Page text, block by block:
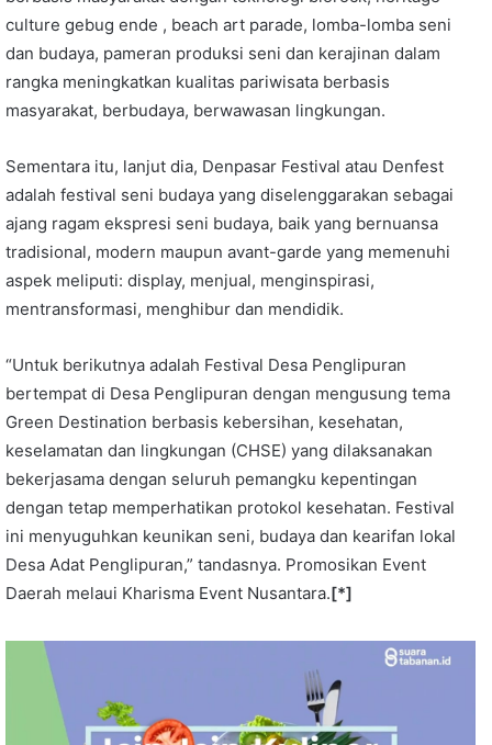
culture gebug ende , beach art parade, lomba-lomba seni
dan budaya, pameran produksi seni dan kerajinan dalam
rangka meningkatkan kualitas pariwisata berbasis
masyarakat, berbudaya, berwawasan lingkungan.
Sementara itu, lanjut dia, Denpasar Festival atau Denfest
adalah festival seni budaya yang diselenggarakan sebagai
ajang ragam ekspresi seni budaya, baik yang bernuansa
tradisional, modern maupun avant-garde yang memenuhi
aspek meliputi: display, menjual, menginspirasi,
mentransformasi, menghibur dan mendidik.
“Untuk berikutnya adalah Festival Desa Penglipuran
bertempat di Desa Penglipuran dengan mengusung tema
Green Destination berbasis kebersihan, kesehatan,
keselamatan dan lingkungan (CHSE) yang dilaksanakan
bekerjasama dengan seluruh pemangku kepentingan
dengan tetap memperhatikan protokol kesehatan. Festival
ini menyuguhkan keunikan seni, budaya dan kearifan lokal
Desa Adat Penglipuran,” tandasnya. Promosikan Event
Daerah melaui Kharisma Event Nusantara.[*]